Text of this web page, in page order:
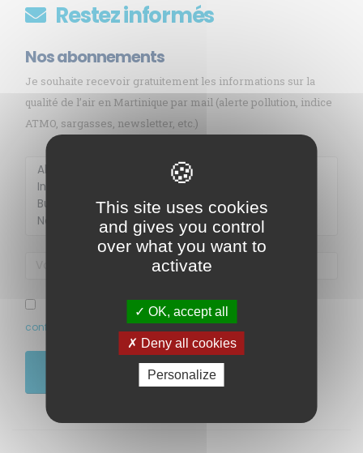
Restez informés
Nos abonnements
Je souhaite recevoir gratuitement les informations sur la
qualité de l’air en Martinique par mail (alerte pollution, indice
ATMO, sargasses, newsletter, etc.)
J’ai pris connaissance et accepte la politique de
confidentialité de ce site
Membre de Agréé par
MENU
Ressources et publications
This site uses cookies
and gives you control
over what you want to
activate
OK, accept all
Deny all cookies
Personalize